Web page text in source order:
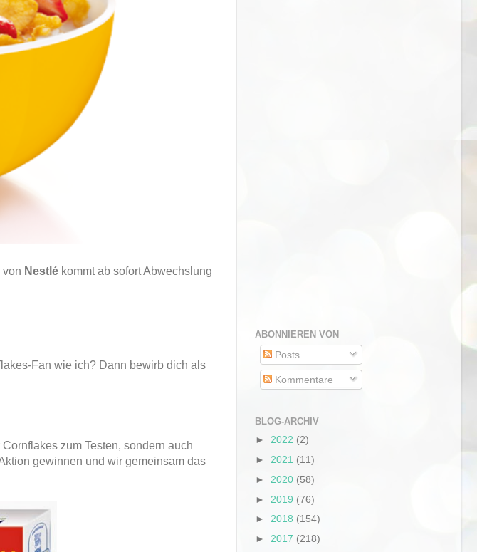
von Nestlé kommt ab sofort Abwechslung
Fan wie ich? Dann bewirb dich als
zum Testen, sondern auch
gewinnen und wir gemeinsam das
ABONNIEREN VON
Posts
Kommentare
BLOG-ARCHIV
► 2022 (2)
► 2021 (11)
► 2020 (58)
► 2019 (76)
► 2018 (154)
► 2017 (218)